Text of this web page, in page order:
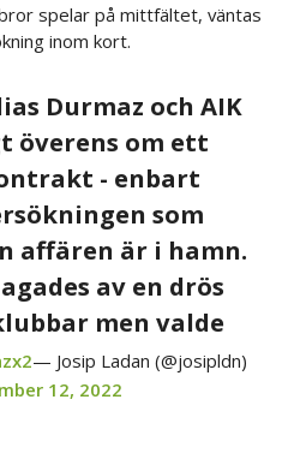
spelar på mittfältet, väntas
inom kort.
Durmaz och AIK
överens om ett
- enbart
som
affären är i hamn.
av en drös
men valde
— Josip Ladan (@josipldn)
12, 2022